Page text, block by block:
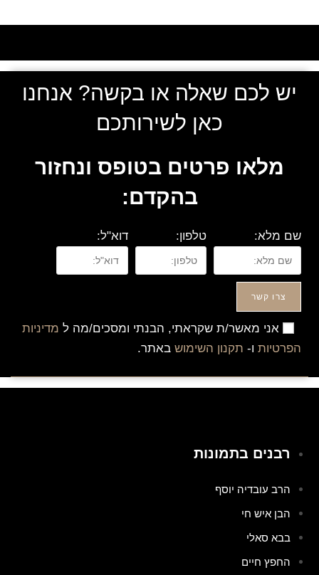
יש לכם שאלה או בקשה? אנחנו
כאן לשירותכם
מלאו פרטים בטופס ונחזור
בהקדם:
שם מלא: טלפון: דוא"ל:
אני מאשר/ת שקראתי, הבנתי ומסכים/מה ל מדיניות
הפרטיות ו- תקנון השימוש באתר.
צרו קשר
רבנים בתמונות
הרב עובדיה יוסף
הבן איש חי
בבא סאלי
החפץ חיים